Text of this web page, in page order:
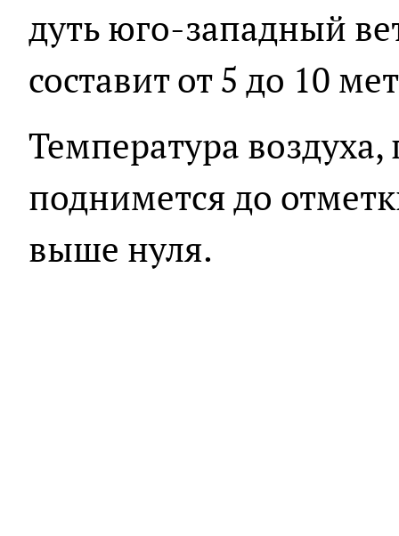
дуть юго-западный
составит от 5 до 10
Температура
поднимется до
выше нуля.